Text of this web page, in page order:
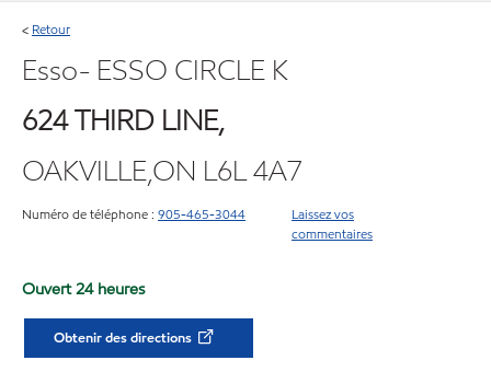
< Retour
Esso- ESSO CIRCLE K
624 THIRD LINE,
OAKVILLE,ON L6L 4A7
Numéro de téléphone : 905-465-3044
Laissez vos
commentaires
Ouvert 24 heures
Obtenir des directions